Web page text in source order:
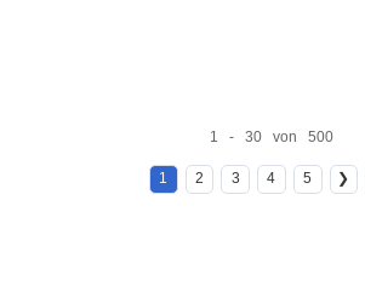
1 - 30 von 500
1 2 3 4 5 ❯